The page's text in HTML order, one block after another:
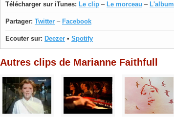
Télécharger sur iTunes: Le clip – Le morceau – L'album
Partager: Twitter – Facebook
Ecouter sur: Deezer • Spotify
Autres clips de Marianne Faithfull